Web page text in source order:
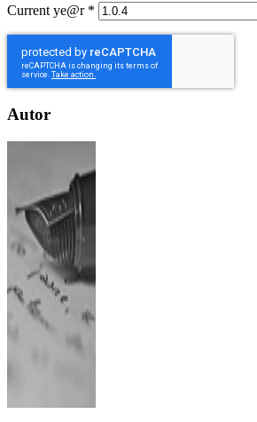
Current ye@r *
Autor